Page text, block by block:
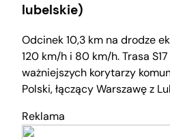
lubelskie)
Odcinek 10,3 km na drodze
120 km/h i 80 km/h. Trasa
ważniejszych korytarzy
Polski, łączący Warszawę z
Reklama